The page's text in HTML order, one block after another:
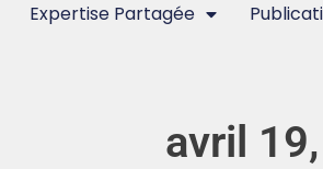
Expertise Partagée
avril